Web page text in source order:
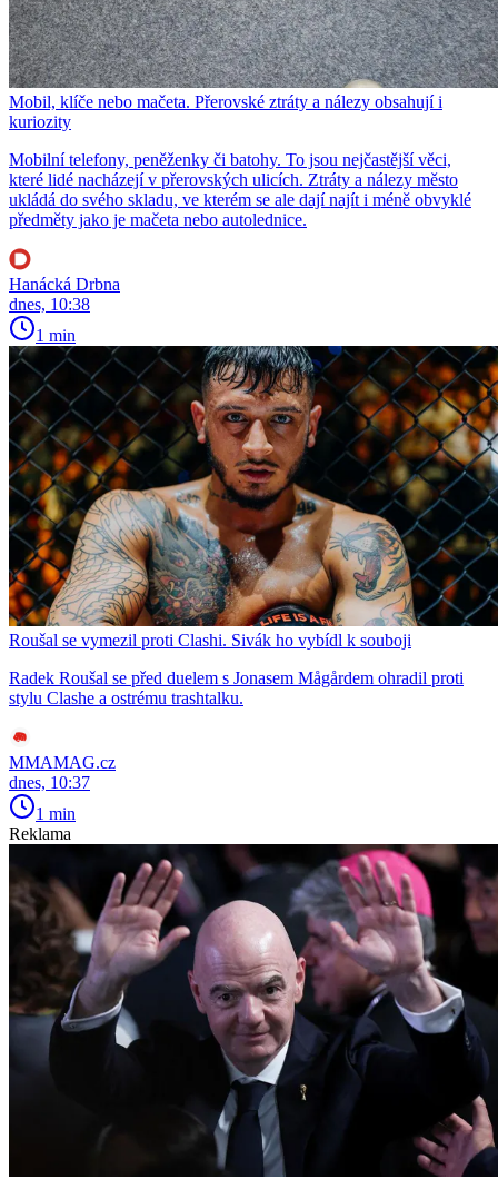
Mobil, klíče nebo mačeta. Přerovské ztráty a nálezy obsahují i
kuriozity
Mobilní telefony, peněženky či batohy. To jsou nejčastější věci,
které lidé nacházejí v přerovských ulicích. Ztráty a nálezy město
ukládá do svého skladu, ve kterém se ale dají najít i méně obvyklé
předměty jako je mačeta nebo autolednice.
Hanácká Drbna
dnes, 10:38
1 min
Roušal se vymezil proti Clashi. Sivák ho vybídl k souboji
Radek Roušal se před duelem s Jonasem Mågårdem ohradil proti
stylu Clashe a ostrému trashtalku.
MMAMAG.cz
dnes, 10:37
1 min
Reklama